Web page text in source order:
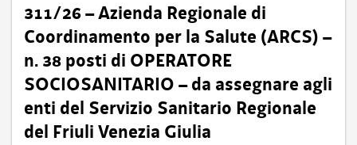
311/26 – Azienda Regionale di
Coordinamento per la Salute (ARCS) –
n. 38 posti di OPERATORE
SOCIOSANITARIO – da assegnare agli
enti del Servizio Sanitario Regionale
del Friuli Venezia Giulia